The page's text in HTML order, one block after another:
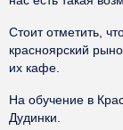
Стоит отметить,
красноярский
их кафе.
На обучение в
Дудинки.